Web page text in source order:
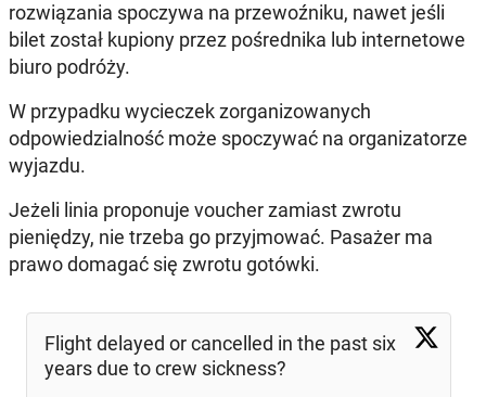
rozwiązania spoczywa na przewoźniku, nawet jeśli
bilet został kupiony przez pośrednika lub internetowe
biuro podróży.
W przypadku wycieczek zorganizowanych
odpowiedzialność może spoczywać na organizatorze
wyjazdu.
Jeżeli linia proponuje voucher zamiast zwrotu
pieniędzy, nie trzeba go przyjmować. Pasażer ma
prawo domagać się zwrotu gotówki.
Flight delayed or cancelled in the past six
years due to crew sickness?